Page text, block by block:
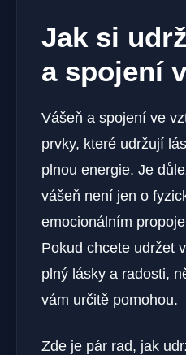
Jak si
a spojení
Vášeň a spojení ve
prvky, které udržují
plnou energie. Je
vášeň není jen o
emocionálním
Pokud chcete udržet
plný lásky a radosti,
vám určitě pomohou.
Zde je pár rad, jak